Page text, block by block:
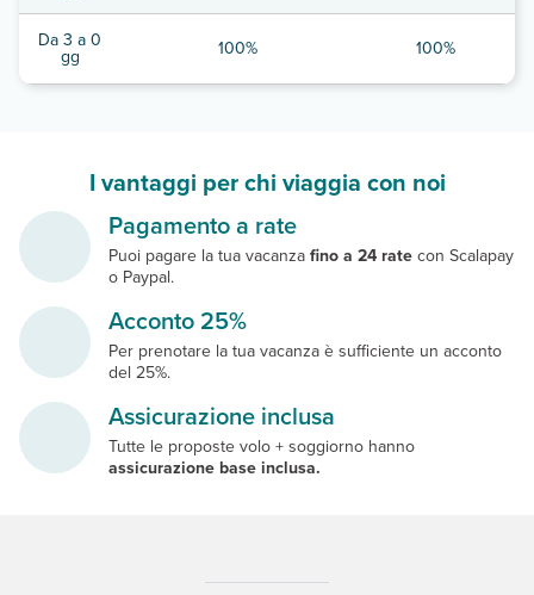
Da 3 a 0
gg 100% 100%
I vantaggi per chi viaggia con noi
Pagamento a rate
Puoi pagare la tua vacanzafino a 24 ratecon Scalapay
o Paypal.
Acconto 25%
Per prenotare la tua vacanza è sufficiente un acconto
del 25%.
Assicurazione inclusa
Tutte le proposte volo + soggiorno hanno
assicurazione base inclusa.